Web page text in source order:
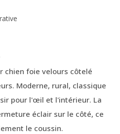
chien foie velours côtelé
Moderne, rural, classique
pour l'œil et l'intérieur. La
éclair sur le côté, ce
le coussin.